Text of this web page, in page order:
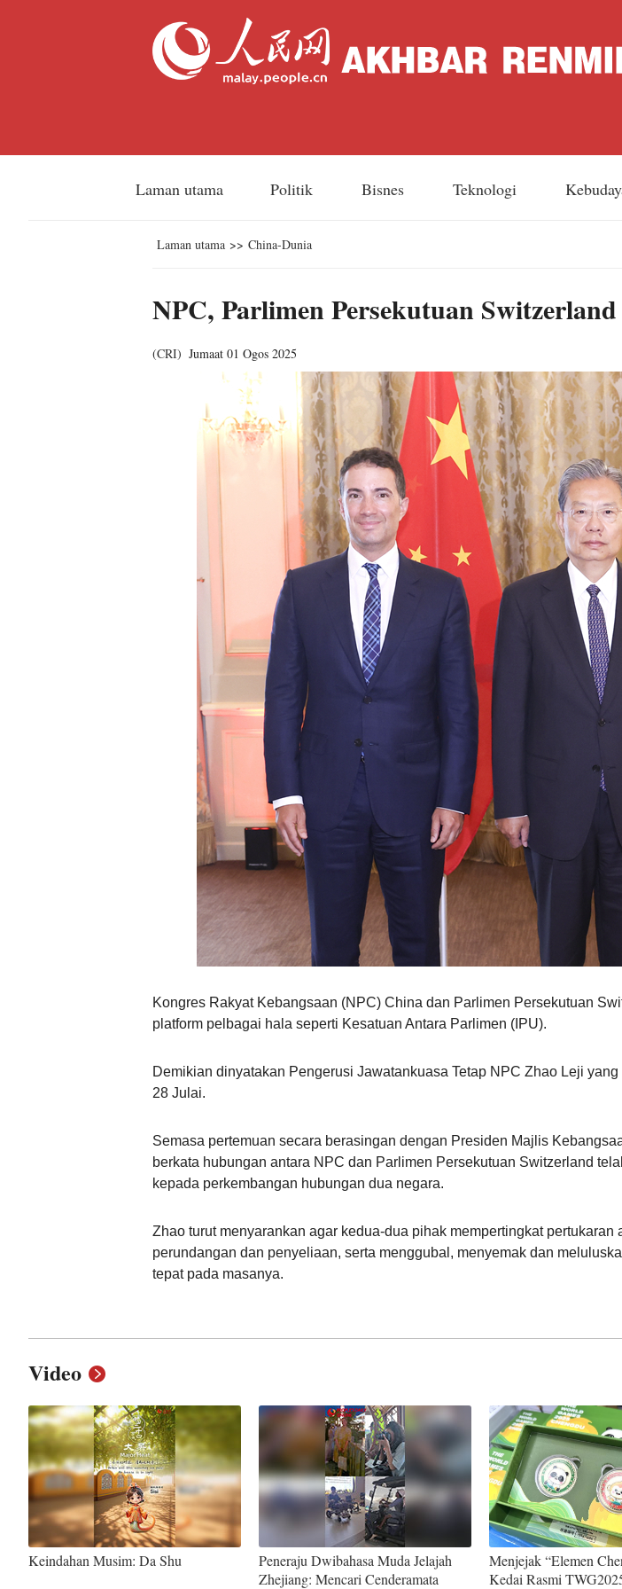
Laman utama Politik Bisnes Teknologi
Laman utama >> China-Dunia
NPC, Parlimen Persekutuan
(CRI) Jumaat 01 Ogos 2025
Kongres Rakyat Kebangsaan (NPC) China dan Parlimen Persekutuan
platform pelbagai hala seperti Kesatuan Antara Parlimen (IPU).
Demikian dinyatakan Pengerusi Jawatankuasa Tetap NPC Zhao Leji
28 Julai.
Semasa pertemuan secara berasingan dengan Presiden Majlis
berkata hubungan antara NPC dan Parlimen Persekutuan Switzerland
kepada perkembangan hubungan dua negara.
Zhao turut menyarankan agar kedua-dua pihak mempertingkat
perundangan dan penyeliaan, serta menggubal, menyemak dan
tepat pada masanya.
Video
Keindahan Musim: Da Shu
Peneraju Dwibahasa Muda Jelajah
Zhejiang: Mencari Cenderamata
Menjejak “Elemen
Kedai Rasmi